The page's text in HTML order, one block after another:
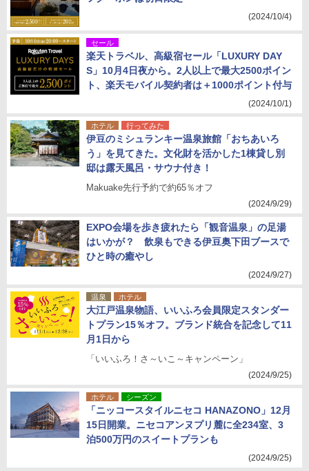
(2024/10/4)
セール
楽天トラベル、高級宿セール「LUXURY DAY
S」10月4日夜から。2人以上で最大2500ポイン
ト、楽天モバイル契約者は＋1000ポイント付与
(2024/10/1)
ホテル 行ってみた
伊豆のミシュランキー温泉旅館「おちあいろ
う」を見てきた。文化財を活かした1棟貸し別
邸は露天風呂・サウナ付き！
Makuake先行予約で約65％オフ
(2024/9/29)
EXPO会場を歩き疲れたら「観音温泉」の足湯
はいかが？ 飲泉もできる伊豆奥下田ブースで
ひと時の癒やし
(2024/9/27)
温泉 ホテル
大江戸温泉物語、いいふろ会員限定スタンダー
トプラン15％オフ。ブランド統合を記念して11
月1日から
「いいふろ！さ～いこ～キャンペーン」
(2024/9/25)
ホテル シーズン
「ニッコースタイルニセコ HANAZONO」12月
15日開業。ニセコアンヌプリ麓に全234室、3
泊500万円のスイートプランも
(2024/9/25)